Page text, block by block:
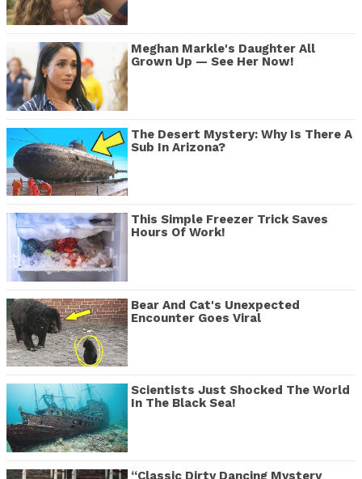
Meghan Markle's Daughter All
Grown Up — See Her Now!
The Desert Mystery: Why Is There A
Sub In Arizona?
This Simple Freezer Trick Saves
Hours Of Work!
Bear And Cat's Unexpected
Encounter Goes Viral
Scientists Just Shocked The World
In The Black Sea!
“Classic Dirty Dancing Mystery